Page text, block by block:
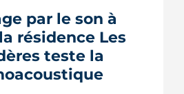
par le son à
résidence Les
teste la